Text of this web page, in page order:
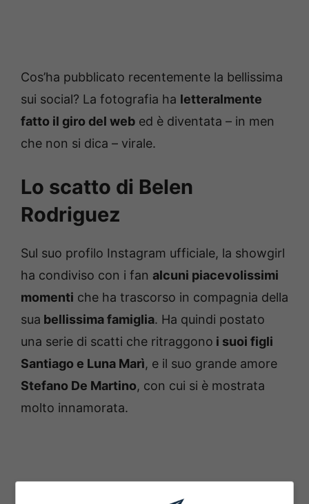
Cos’ha pubblicato recentemente la bellissima
sui social? La fotografia ha letteralmente
fatto il giro del web ed è diventata – in men
che non si dica – virale.
Lo scatto di Belen
Rodriguez
Sul suo profilo Instagram ufficiale, la showgirl
ha condiviso con i fan alcuni piacevolissimi
momenti che ha trascorso in compagnia della
sua bellissima famiglia. Ha quindi postato
una serie di scatti che ritraggono i suoi figli
Santiago e Luna Marì, e il suo grande amore
Stefano De Martino, con cui si è mostrata
molto innamorata.